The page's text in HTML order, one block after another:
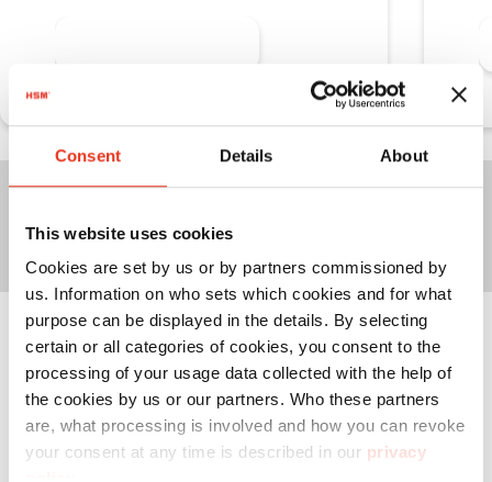
Consent Details About
This website uses cookies
Cookies are set by us or by partners commissioned by
us. Information on who sets which cookies and for what
purpose can be displayed in the details. By selecting
certain or all categories of cookies, you consent to the
processing of your usage data collected with the help of
the cookies by us or our partners. Who these partners
are, what processing is involved and how you can revoke
your consent at any time is described in our privacy
Prensas de canal para
volúmenes de material medianos a
grandes